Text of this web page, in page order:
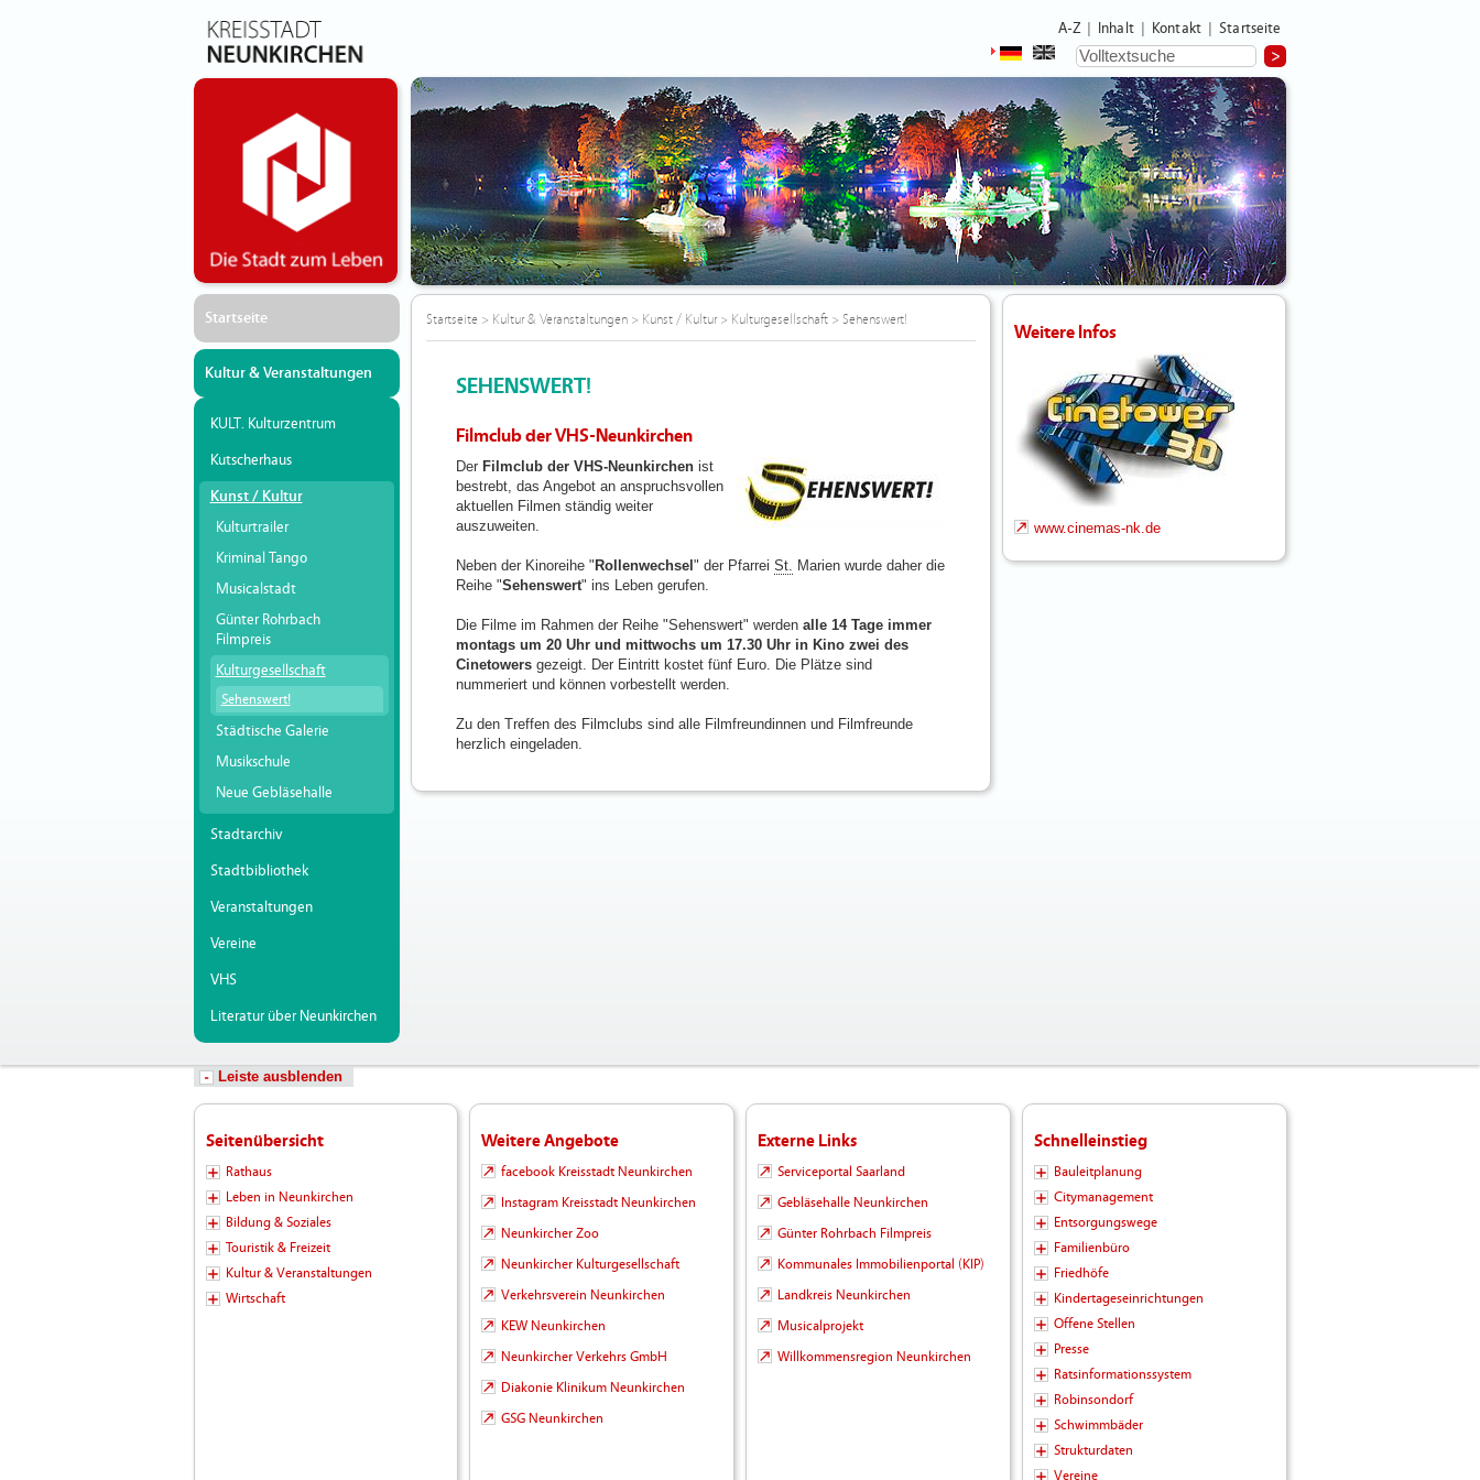
A-Z Inhalt Kontakt Startseite
Startseite
Kultur & Veranstaltungen
KULT. Kulturzentrum
Kutscherhaus
Kunst / Kultur
Kulturtrailer
Kriminal Tango
Musicalstadt
Günter Rohrbach
Filmpreis
Kulturgesellschaft
Sehenswert!
Städtische Galerie
Musikschule
Neue Gebläsehalle
Stadtarchiv
Stadtbibliothek
Veranstaltungen
Vereine
VHS
Literatur über Neunkirchen
Startseite> Kultur & Veranstaltungen> Kunst / Kultur> Kulturgesellschaft> Sehenswert!
SEHENSWERT!
Filmclub der VHS-Neunkirchen
Der Filmclub der VHS-Neunkirchenist
bestrebt, das Angebot an anspruchsvollen
aktuellen Filmen ständig weiter
auszuweiten.
Neben der Kinoreihe " Rollenwechsel " der Pfarrei St. Marien wurde daher die
Reihe "Sehenswert" ins Leben gerufen.
Die Filme im Rahmen der Reihe "Sehenswert" werden alle 14 Tage immer
montags um 20 Uhr und mittwochs um 17.30 Uhr in Kino zwei des
Cinetowers gezeigt. Der Eintritt kostet fünf Euro. Die Plätze sind
nummeriert und können vorbestellt werden.
Zu den Treffen des Filmclubs sind alle Filmfreundinnen und Filmfreunde
herzlich eingeladen.
Weitere Infos
www.cinemas-nk.de
Leiste ausblenden
Seitenübersicht
Rathaus
Leben in Neunkirchen
Bildung & Soziales
Touristik & Freizeit
Kultur & Veranstaltungen
Wirtschaft
Weitere Angebote
facebook Kreisstadt Neunkirchen
Instagram Kreisstadt Neunkirchen
Neunkircher Zoo
Neunkircher Kulturgesellschaft
Verkehrsverein Neunkirchen
KEW Neunkirchen
Neunkircher Verkehrs GmbH
Diakonie Klinikum Neunkirchen
GSG Neunkirchen
Externe Links
Serviceportal Saarland
Gebläsehalle Neunkirchen
Günter Rohrbach Filmpreis
Kommunales Immobilienportal (KIP)
Landkreis Neunkirchen
Musicalprojekt
Willkommensregion Neunkirchen
Schnelleinstieg
Bauleitplanung
Citymanagement
Entsorgungswege
Familienbüro
Friedhöfe
Kindertageseinrichtungen
Offene Stellen
Presse
Ratsinformationssystem
Robinsondorf
Schwimmbäder
Strukturdaten
Vereine